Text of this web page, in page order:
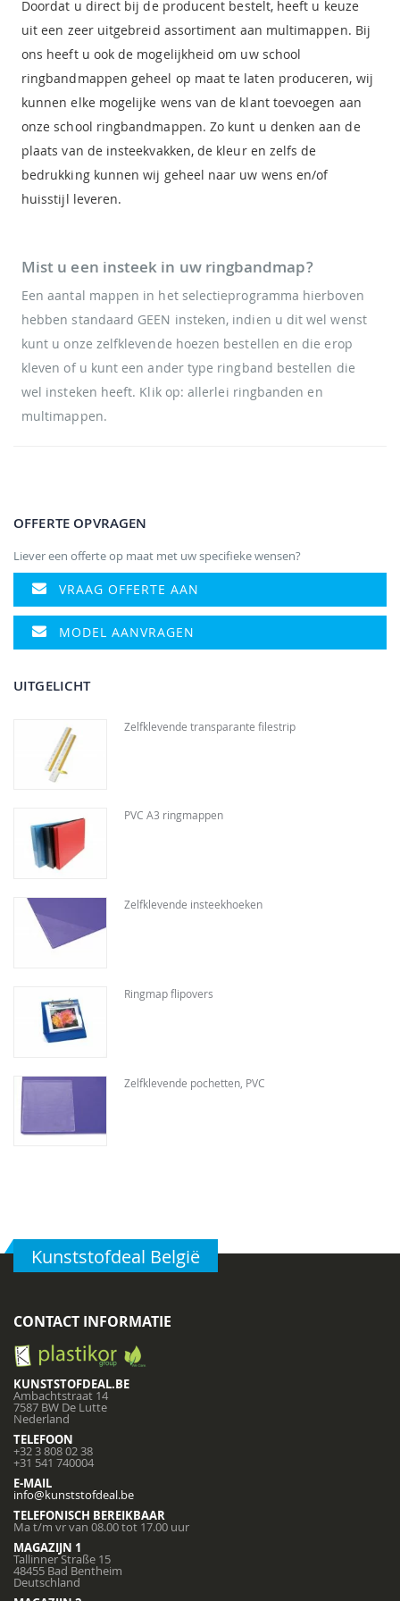
Doordat u direct bij de producent bestelt, heeft u keuze
uit een zeer uitgebreid assortiment aan multimappen. Bij
ons heeft u ook de mogelijkheid om uw school
ringbandmappen geheel op maat te laten produceren, wij
kunnen elke mogelijke wens van de klant toevoegen aan
onze school ringbandmappen. Zo kunt u denken aan de
plaats van de insteekvakken, de kleur en zelfs de
bedrukking kunnen wij geheel naar uw wens en/of
huisstijl leveren.
Mist u een insteek in uw ringbandmap?
Een aantal mappen in het selectieprogramma hierboven
hebben standaard GEEN insteken, indien u dit wel wenst
kunt u onze zelfklevende hoezen bestellen en die erop
kleven of u kunt een ander type ringband bestellen die
wel insteken heeft. Klik op:allerlei ringbanden en
multimappen.
OFFERTE OPVRAGEN
Liever een offerte op maat met uw specifieke wensen?
VRAAG OFFERTE AAN
MODEL AANVRAGEN
UITGELICHT
Zelfklevende transparante filestrip
PVC A3 ringmappen
Zelfklevende insteekhoeken
Ringmap flipovers
Zelfklevende pochetten, PVC
Kunststofdeal België
CONTACT INFORMATIE
KUNSTSTOFDEAL.BE
Ambachtstraat 14
7587 BW De Lutte
Nederland
TELEFOON
+32 3 808 02 38
+31 541 740004
E-MAIL
info@kunststofdeal.be
TELEFONISCH BEREIKBAAR
Ma t/m vr van 08.00 tot 17.00 uur
MAGAZIJN 1
Tallinner Straße 15
48455 Bad Bentheim
Deutschland